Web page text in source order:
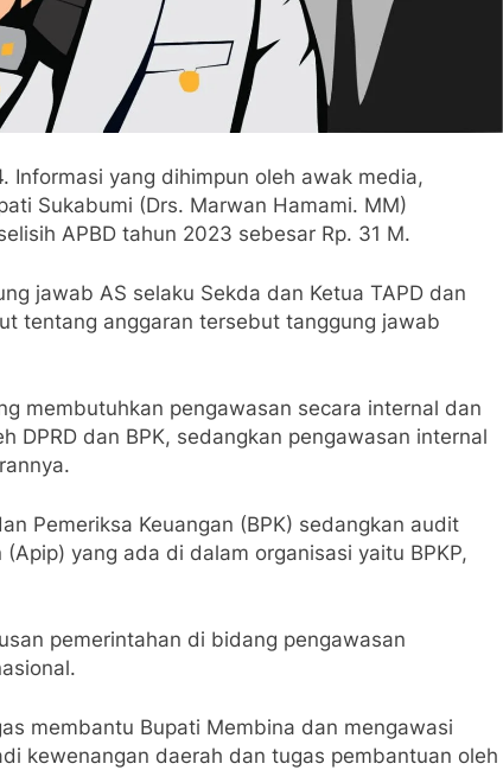
Informasi yang dihimpun oleh awak media,
Sukabumi (Drs. Marwan Hamami. MM)
APBD tahun 2023 sebesar Rp. 31 M.
jawab AS selaku Sekda dan Ketua TAPD dan
tentang anggaran tersebut tanggung jawab
membutuhkan pengawasan secara internal dan
DPRD dan BPK, sedangkan pengawasan internal
Pemeriksa Keuangan (BPK) sedangkan audit
yang ada di dalam organisasi yaitu BPKP,
pemerintahan di bidang pengawasan
membantu Bupati Membina dan mengawasi
kewenangan daerah dan tugas pembantuan oleh